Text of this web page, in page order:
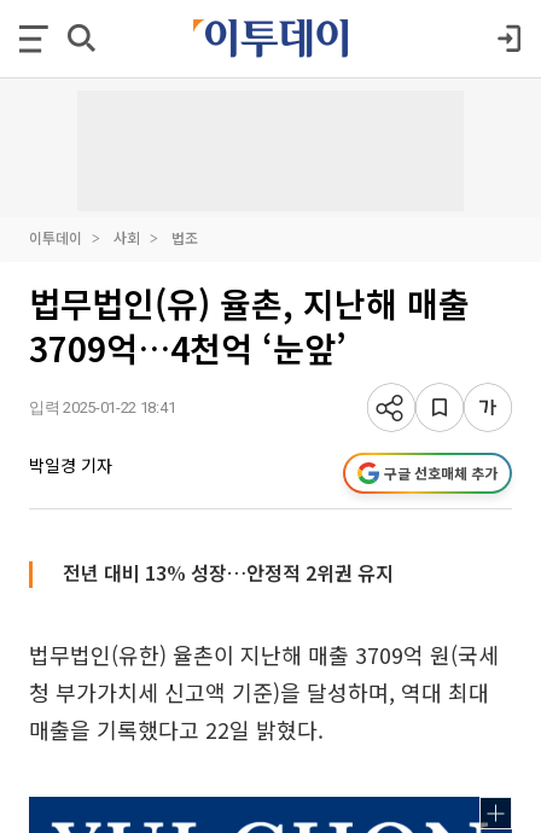
이투데이 사회 법조
법무법인(유) 율촌, 지난해 매출
3709억…4천억 ‘눈앞’
입력 2025-01-22 18:41
박일경 기자 구글 선호매체 추가
전년 대비 13% 성장…안정적 2위권 유지
법무법인(유한) 율촌이 지난해 매출 3709억 원(국세
청 부가가치세 신고액 기준)을 달성하며, 역대 최대
매출을 기록했다고 22일 밝혔다.